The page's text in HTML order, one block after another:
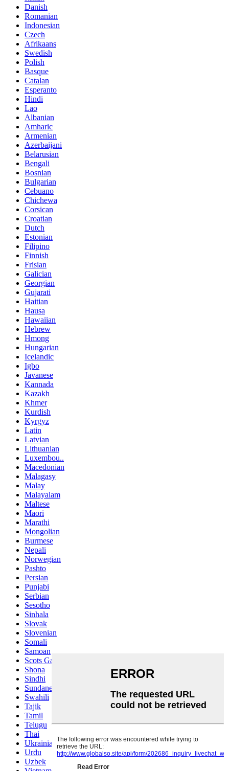
Danish
Romanian
Indonesian
Czech
Afrikaans
Swedish
Polish
Basque
Catalan
Esperanto
Hindi
Lao
Albanian
Amharic
Armenian
Azerbaijani
Belarusian
Bengali
Bosnian
Bulgarian
Cebuano
Chichewa
Corsican
Croatian
Dutch
Estonian
Filipino
Finnish
Frisian
Galician
Georgian
Gujarati
Haitian
Hausa
Hawaiian
Hebrew
Hmong
Hungarian
Icelandic
Igbo
Javanese
Kannada
Kazakh
Khmer
Kurdish
Kyrgyz
Latin
Latvian
Lithuanian
Luxembou..
Macedonian
Malagasy
Malay
Malayalam
Maltese
Maori
Marathi
Mongolian
Burmese
Nepali
Norwegian
Pashto
Persian
Punjabi
Serbian
Sesotho
Sinhala
Slovak
Slovenian
Somali
Samoan
Scots Gaelic
Shona
Sindhi
Sundanese
Swahili
Tajik
Tamil
Telugu
Thai
Ukrainian
Urdu
Uzbek